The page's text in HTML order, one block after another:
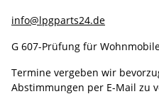
info@lpgparts24.de
G 607-Prüfung für
Termine vergeben wir
Abstimmungen per E-Mail zu